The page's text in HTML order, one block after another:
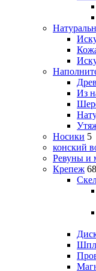
Из
Носики 5
конский
Ревуны и
Крепеж 68